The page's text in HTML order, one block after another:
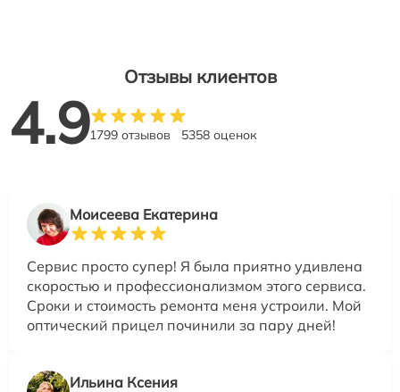
Отзывы клиентов
4.91799 отзывов 5358 оценок
Моисеева Екатерина
Сервис просто супер! Я была приятно удивлена
скоростью и профессионализмом этого сервиса.
Сроки и стоимость ремонта меня устроили. Мой
оптический прицел починили за пару дней!
Ильина Ксения